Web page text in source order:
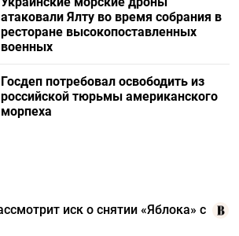
атаковали Ялту во время собрания в
ресторане высокопоставленных
военных
Госдеп потребовал освободить из
российской тюрьмы американского
морпеха